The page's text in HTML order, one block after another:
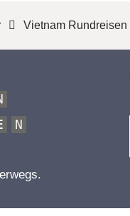
Vietnam Rundreisen
N